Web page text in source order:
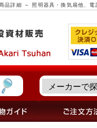
詳細 ～ 照明器具・換気扇他、電